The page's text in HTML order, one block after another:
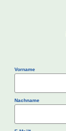
Vorname
Nachname